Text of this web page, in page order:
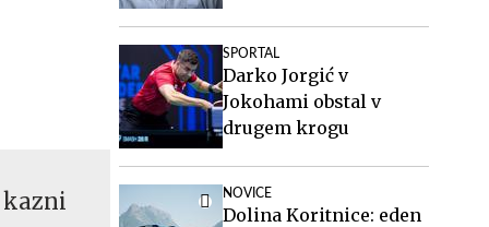
kazni
SPORTAL
Darko Jorgić v
Jokohami obstal v
drugem krogu
NOVICE
Dolina Koritnice: eden